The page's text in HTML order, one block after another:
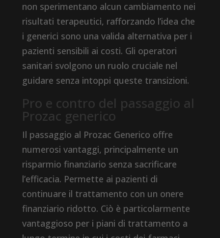
non sperimentano alcun cambiamento nei
risultati terapeutici, rafforzando l’idea che
i generici sono una valida alternativa per i
pazienti sensibili ai costi. Gli operatori
sanitari svolgono un ruolo cruciale nel
guidare senza intoppi queste transizioni.
Pro e contro del passaggio al
Prozac generico
Il passaggio al Prozac Generico offre
numerosi vantaggi, principalmente un
risparmio finanziario senza sacrificare
l’efficacia. Permette ai pazienti di
continuare il trattamento con un onere
finanziario ridotto. Ciò è particolarmente
vantaggioso per i piani di trattamento a